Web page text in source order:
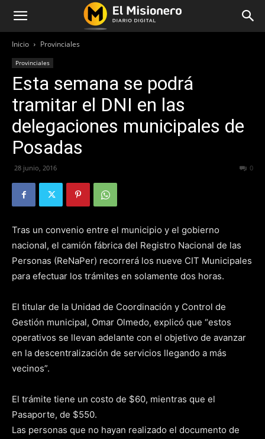
Inicio Provinciales
Provinciales
Esta semana se podrá
tramitar el DNI en las
delegaciones municipales de
Posadas
28 junio, 2016 0
Tras un convenio entre el municipio y el gobierno
nacional, el camión fábrica del Registro Nacional de las
Personas (ReNaPer) recorrerá los nueve CIT Municipales
para efectuar los trámites en solamente dos horas.
El titular de la Unidad de Coordinación y Control de
Gestión municipal, Omar Olmedo, explicó que “estos
operativos se llevan adelante con el objetivo de avanzar
en la descentralización de servicios llegando a más
vecinos”.
El trámite tiene un costo de $60, mientras que el
Pasaporte, de $550.
Las personas que no hayan realizado el documento de